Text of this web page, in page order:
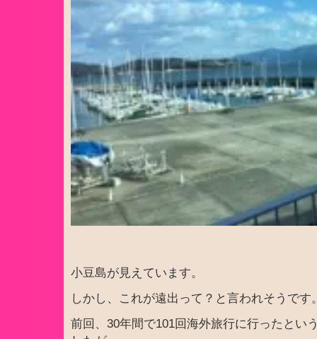
小豆島が見えています。
しかし、これが遠出って？と言われそうです
前回、30年間で101回海外旅行に行ったとい